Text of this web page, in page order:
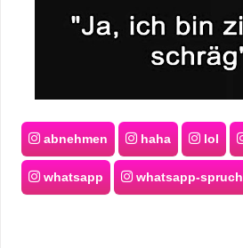
abnehmen haha lol
whatsapp whatsapp-spruch